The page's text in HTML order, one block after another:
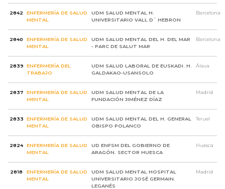
2842
ENFERMERÍA DE SALUD
MENTAL
UDM SALUD MENTAL H.
UNIVERSITARIO VALL D´ HEBRON
Barcelona
2840
ENFERMERÍA DE SALUD
MENTAL
UDM SALUD MENTAL DEL H. DEL MAR
- PARC DE SALUT MAR
Barcelona
2839
ENFERMERÍA DEL
TRABAJO
UDM SALUD LABORAL DE EUSKADI. H.
GALDAKAO-USANSOLO
Álava
2837
ENFERMERÍA DE SALUD
MENTAL
UDM SALUD MENTAL DE LA
FUNDACIÓN JIMÉNEZ DÍAZ
Madrid
2833
ENFERMERÍA DE SALUD
MENTAL
UDM SALUD MENTAL DEL H. GENERAL
OBISPO POLANCO
Teruel
2824
ENFERMERÍA DE SALUD
MENTAL
UD ENFSM DEL GOBIERNO DE
ARAGÓN. SECTOR HUESCA
Huesca
2818
ENFERMERÍA DE SALUD
MENTAL
UDM SALUD MENTAL HOSPITAL
UNIVERSITARIO JOSÉ GERMAIN.
LEGANÉS
Madrid